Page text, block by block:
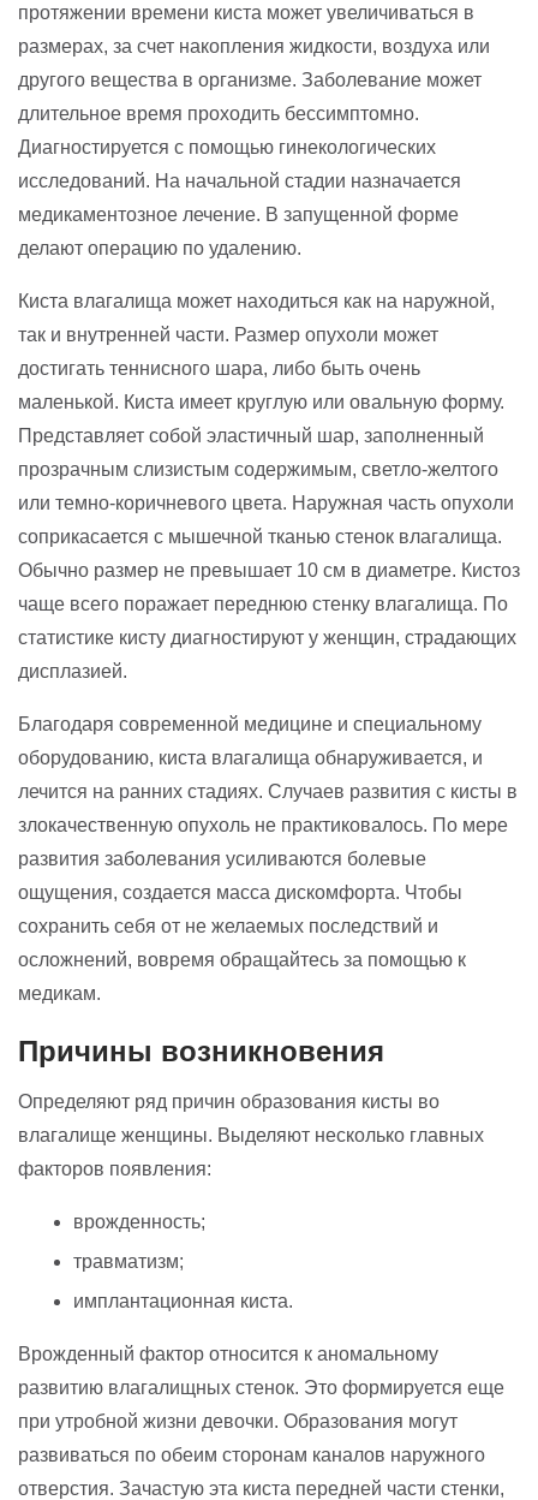
протяжении времени киста может увеличиваться в
размерах, за счет накопления жидкости, воздуха или
другого вещества в организме. Заболевание может
длительное время проходить бессимптомно.
Диагностируется с помощью гинекологических
исследований. На начальной стадии назначается
медикаментозное лечение. В запущенной форме
делают операцию по удалению.
Киста влагалища может находиться как на наружной,
так и внутренней части. Размер опухоли может
достигать теннисного шара, либо быть очень
маленькой. Киста имеет круглую или овальную форму.
Представляет собой эластичный шар, заполненный
прозрачным слизистым содержимым, светло-желтого
или темно-коричневого цвета. Наружная часть опухоли
соприкасается с мышечной тканью стенок влагалища.
Обычно размер не превышает 10 см в диаметре. Кистоз
чаще всего поражает переднюю стенку влагалища. По
статистике кисту диагностируют у женщин, страдающих
дисплазией.
Благодаря современной медицине и специальному
оборудованию, киста влагалища обнаруживается, и
лечится на ранних стадиях. Случаев развития с кисты в
злокачественную опухоль не практиковалось. По мере
развития заболевания усиливаются болевые
ощущения, создается масса дискомфорта. Чтобы
сохранить себя от не желаемых последствий и
осложнений, вовремя обращайтесь за помощью к
медикам.
Причины возникновения
Определяют ряд причин образования кисты во
влагалище женщины. Выделяют несколько главных
факторов появления:
врожденность;
травматизм;
имплантационная киста.
Врожденный фактор относится к аномальному
развитию влагалищных стенок. Это формируется еще
при утробной жизни девочки. Образования могут
развиваться по обеим сторонам каналов наружного
отверстия. Зачастую эта киста передней части стенки,